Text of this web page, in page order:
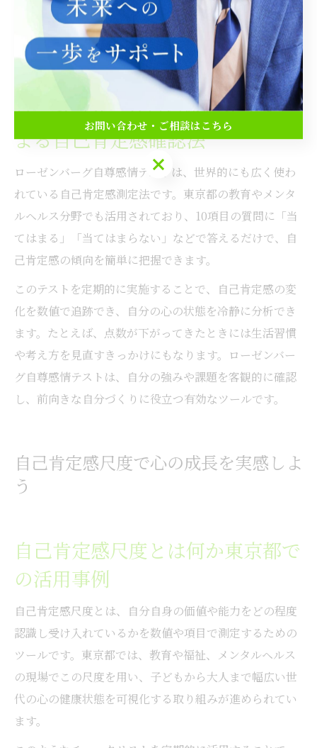
た」といった変化が現れることが多いです。日々の生活
の中で自尊感情測定尺度を活用することは、メンタルヘ
ルスの維持にも大きな効果をもたらします。
ローゼンバーグ自尊感情テストに
よる自己肯定感確認法
ローゼンバーグ自尊感情テストは、世界的にも広く使わ
れている自己肯定感測定法です。東京都の教育やメンタ
ルヘルス分野でも活用されており、10項目の質問に「当
てはまる」「当てはまらない」などで答えるだけで、自
己肯定感の傾向を簡単に把握できます。
このテストを定期的に実施することで、自己肯定感の変
化を数値で追跡でき、自分の心の状態を冷静に分析でき
ます。たとえば、点数が下がってきたときには生活習慣
や考え方を見直すきっかけにもなります。ローゼンバー
グ自尊感情テストは、自分の強みや課題を客観的に確認
し、前向きな自分づくりに役立つ有効なツールです。
自己肯定感尺度で心の成長を実感しよ
う
自己肯定感尺度とは何か東京都で
の活用事例
自己肯定感尺度とは、自分自身の価値や能力をどの程度
認識し受け入れているかを数値や項目で測定するための
ツールです。東京都では、教育や福祉、メンタルヘルス
の現場でこの尺度を用い、子どもから大人まで幅広い世
代の心の健康状態を可視化する取り組みが進められてい
ます。
お問い合わせ・ご相談はこちら
お問い合わせ・ご相談はこちら